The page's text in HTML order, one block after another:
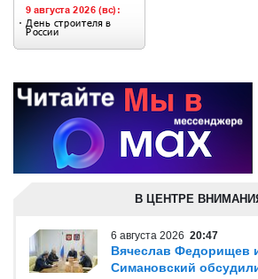
В ЦЕНТРЕ
6 августа 2026 20:47
Вячеслав Федорищев
Симановский